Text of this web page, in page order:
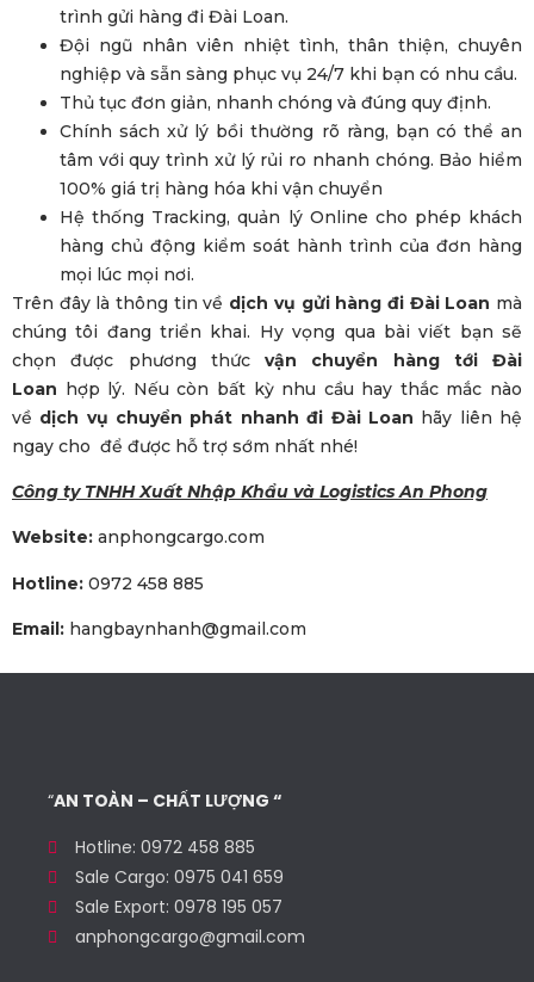
trình gửi hàng đi Đài Loan.
Đội ngũ nhân viên nhiệt tình, thân thiện, chuyên
nghiệp và sẵn sàng phục vụ 24/7 khi bạn có nhu cầu.
Thủ tục đơn giản, nhanh chóng và đúng quy định.
Chính sách xử lý bồi thường rõ ràng, bạn có thể an
tâm với quy trình xử lý rủi ro nhanh chóng. Bảo hiểm
100% giá trị hàng hóa khi vận chuyển
Hệ thống Tracking, quản lý Online cho phép khách
hàng chủ động kiểm soát hành trình của đơn hàng
mọi lúc mọi nơi.
Trên đây là thông tin về dịch vụ gửi hàng đi Đài Loan mà
chúng tôi đang triển khai. Hy vọng qua bài viết bạn sẽ
chọn được phương thức vận chuyển hàng tới Đài
Loan hợp lý. Nếu còn bất kỳ nhu cầu hay thắc mắc nào
về dịch vụ chuyển phát nhanh đi Đài Loan hãy liên hệ
ngay cho để được hỗ trợ sớm nhất nhé!
Công ty TNHH Xuất Nhập Khẩu và Logistics An Phong
Website: anphongcargo.com
Hotline: 0972 458 885
Email: hangbaynhanh@gmail.com
“AN TOÀN – CHẤT LƯỢNG “
Hotline: 0972 458 885
Sale Cargo: 0975 041 659
Sale Export: 0978 195 057
anphongcargo@gmail.com